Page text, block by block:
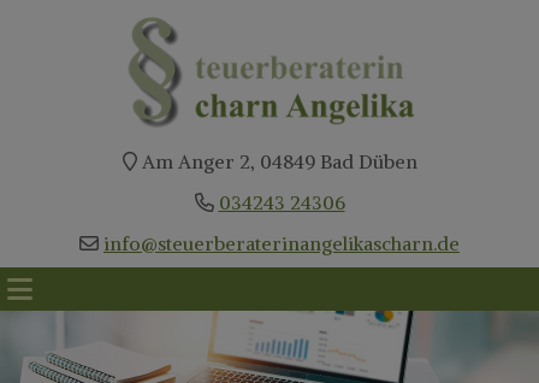
Am Anger 2, 04849 Bad Düben
034243 24306
info@steuerberaterinangelikascharn.de